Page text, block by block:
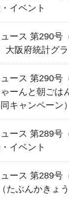
イベント
ース 第290号
大阪府統計グ
ース 第290号
ーんと朝ごは
キャンペーン）
ース 第289号
イベント
ース 第289号
たぶんかきょ